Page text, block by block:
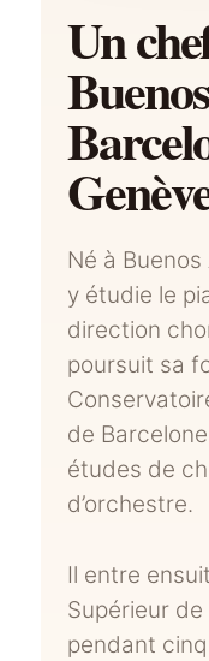
Un
Né à
y étudie le
direction
poursuit sa
de
études de
d’orchestre.
Il entre
Supérieur
pendant